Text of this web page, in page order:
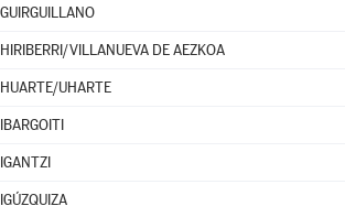
GUIRGUILLANO
HIRIBERRI/VILLANUEVA DE AEZKOA
HUARTE/UHARTE
IBARGOITI
IGANTZI
IGÚZQUIZA